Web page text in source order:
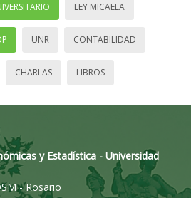
LEY MICAELA
UNR CONTABILIDAD
CHARLAS LIBROS
y Estadística - Universidad
- Rosario